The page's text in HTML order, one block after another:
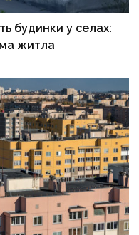
будинки у селах:
житла